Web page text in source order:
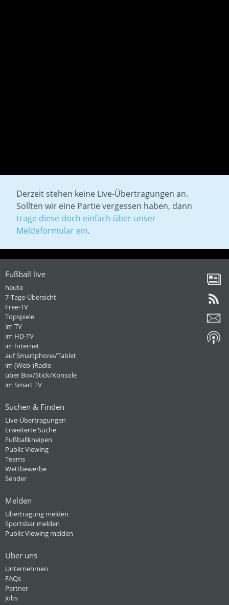
Derzeit stehen keine Live-Übertragungen an.
Sollten wir eine Partie vergessen haben, dann
trage diese doch einfach über unser
Meldeformular ein.
Fußball live
heute
7-Tage-Übersicht
Free-TV
Topspiele
im TV
im HD-TV
im Internet
auf Smartphone/Tablet
im (Web-)Radio
über Box/Stick/Konsole
im Smart TV
Suchen & Finden
Live-Übertragungen
Erweiterte Suche
Fußballkneipen
Public Viewing
Teams
Wettbewerbe
Sender
Melden
Übertragung melden
Sportsbar melden
Public Viewing melden
Über uns
Unternehmen
FAQs
Partner
Jobs